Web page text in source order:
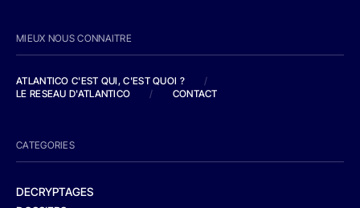
MIEUX NOUS CONNAITRE
ATLANTICO C'EST QUI, C'EST QUOI ?
/
LE RESEAU D'ATLANTICO
/ CONTACT
CATEGORIES
DECRYPTAGES